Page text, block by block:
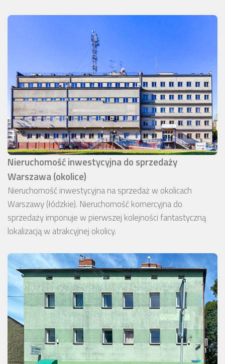
Nieruchomość inwestycyjna do sprzedaży
Warszawa (okolice)
Nieruchomość inwestycyjna na sprzedaż w okolicach
Warszawy (łódzkie). Nieruchomość komercyjna do
sprzedaży imponuje w pierwszej kolejności fantastyczną
lokalizacją w atrakcyjnej okolicy.